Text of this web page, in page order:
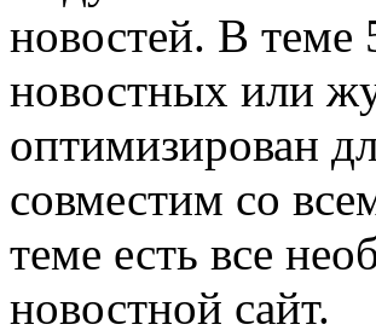
новостей. В теме
новостных или
оптимизирован
совместим со
теме есть все
новостной сайт.